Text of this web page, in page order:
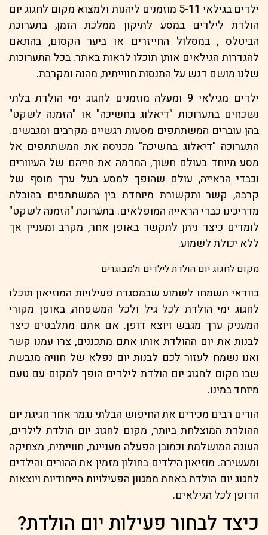
ילדים בגילאי 5-11 מוזמנים ליהנות ולמצוא מקום לחגוג יום
הולדת לילדים במסע לתיקון ממלכת הזמן, בתערוכת
הביטלס , במסלול החייזרים או ביער הקסום, בהתאם
להגדרות הגילאים אותן תוכלו לראות באתר. בכל התערוכות
שלנו מושם דגש על התנסות חווייתית, מהנה ומקרבת.
ילדים מגילאי 9 ומעלה מוזמנים לחגוג ימי הולדת בלתי
נשכחים בתערוכות "דיאלוג בחשיכה" או "הזמנה לשקט"
בהן עוברים המשתתפים מסעות רגשיים מקרבים ומגבשים.
התערוכה "דיאלוג בחשיכה" מכניסה את המשתתפים אל
מסע מיוחד בעולם חשוך, המדמה את חייהם של העיוורים
וכבדי הראייה, עולם שהופך למסע בעל ערך מוסף של
קרבה, קשר ותקשורת מיוחדת בין המשתתפים בהובלת
מדריכינו כבדי הראייה המופלאים. בתערוכת "הזמנה לשקט"
לומדים כיצד ניתן לתקשר באופן אחר, מקרב ומעניין אך
ללא יכולת לשמוע.
מקום לחגוג יום הולדת לילדים ולמבוגרים
בוודאי תשמחו לשמוע שבמסגרת פעילויות המוזיאון תוכלו
לחגוג ימי הולדת לכל גיל ולכל המשפחה, באופן מקורי
המעניק ערך מגבש ויוצא דופן. אם אתם מתלבטים כיצד
לבנות את יום ההולדת אותו אתם מתכננים, צרו עמנו קשר
ואנו נשמח לעזור לכם לבנות יום נפלא של חוויה מגבשת
שבו מקום לחגוג יום הולדת לילדים הופך למקום עם טעם
מיוחד במינו.
הורים רבים מכירים את החיפוש הבלתי נגמר אחר חגיגת יום
ההולדת המוצלחת ביותר, מקום לחגוג יום הולדת לילדים,
העוגה המושלמת וכמובן הפעלה מעניינת, חווייתית, מצחיקה
ומעשירה. מוזיאון הילדים בחולון מזמין את ההורים והילדים
לחגוג יום הולדת באחת ממגוון הפעילויות הייחודיות ויוצאות
הדופן לכל הגילאים.
כיצד לבחור פעילות יום הולדת?